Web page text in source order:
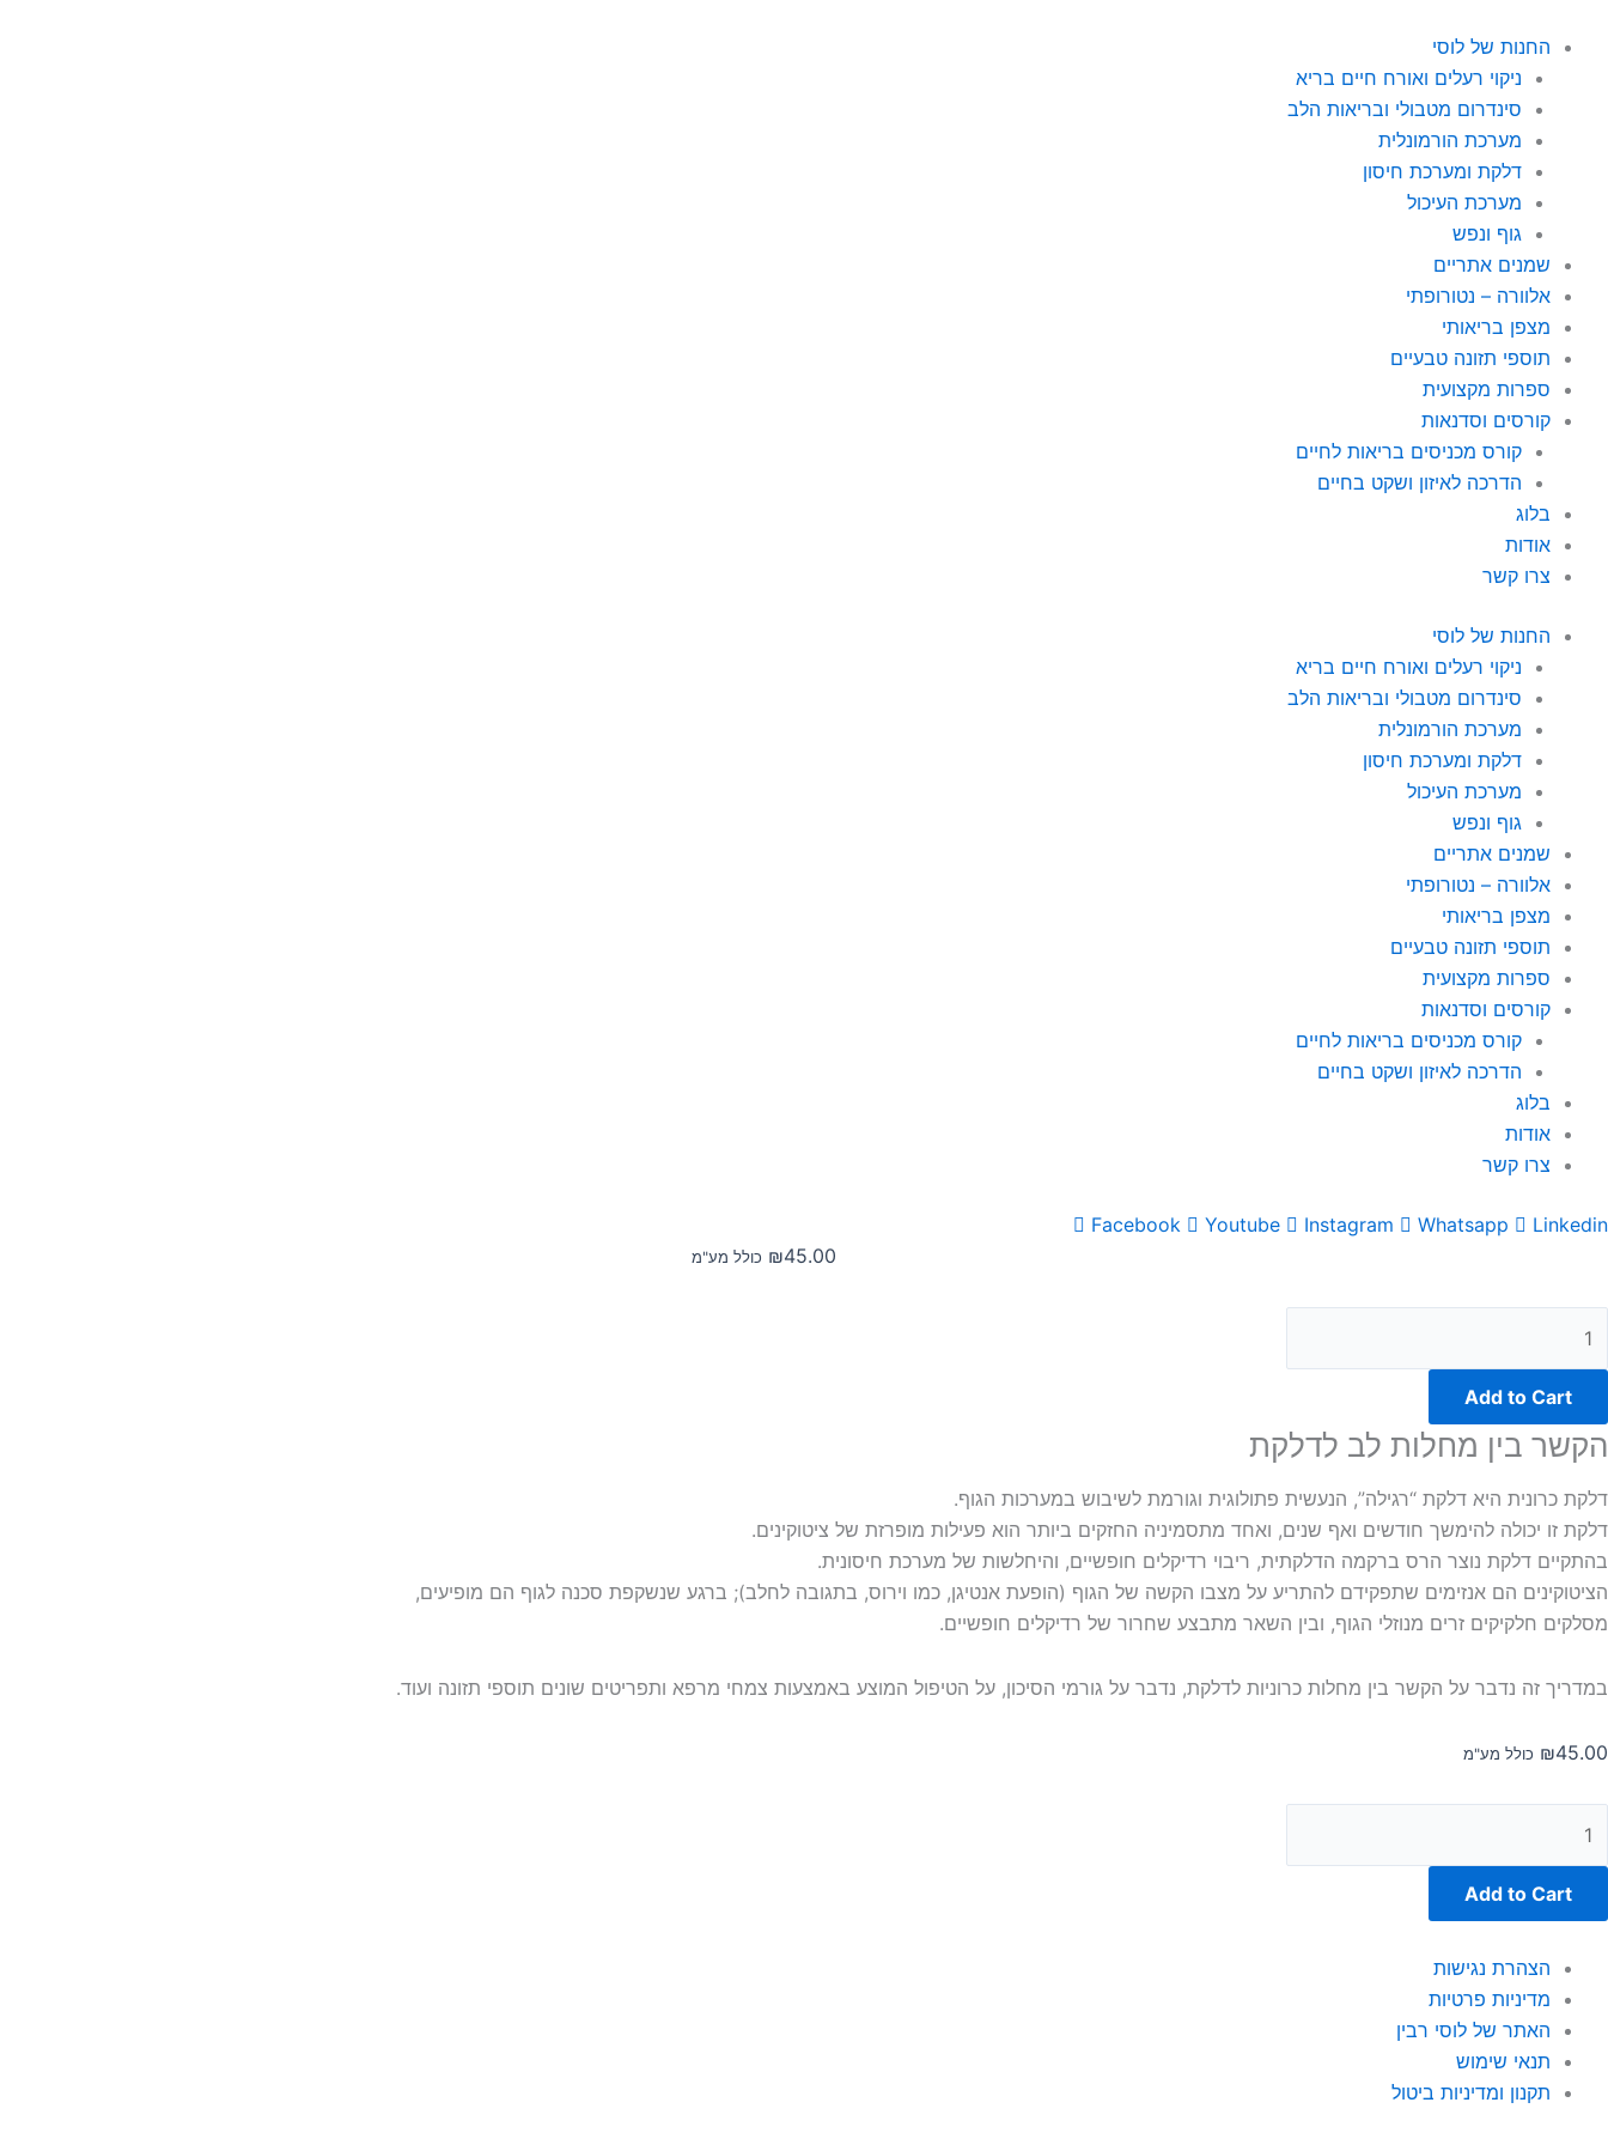
לתוכן
החנות של לוסי
ניקוי רעלים ואורח חיים בריא
סינדרום מטבולי ובריאות הלב
מערכת הורמונלית
דלקת ומערכת חיסון
מערכת העיכול
גוף ונפש
שמנים אתריים
אלוורה – נטורופתי
מצפן בריאותי
תוספי תזונה טבעיים
ספרות מקצועית
קורסים וסדנאות
קורס מכניסים בריאות לחיים
הדרכה לאיזון ושקט בחיים
בלוג
אודות
צרו קשר
החנות של לוסי
ניקוי רעלים ואורח חיים בריא
סינדרום מטבולי ובריאות הלב
מערכת הורמונלית
דלקת ומערכת חיסון
מערכת העיכול
גוף ונפש
שמנים אתריים
אלוורה – נטורופתי
מצפן בריאותי
תוספי תזונה טבעיים
ספרות מקצועית
קורסים וסדנאות
קורס מכניסים בריאות לחיים
הדרכה לאיזון ושקט בחיים
בלוג
אודות
צרו קשר
Facebook Youtube Instagram Whatsapp
Linkedin
₪45.00 כולל מע"מ
Add to Cart
הקשר בין מחלות לב לדלקת
דלקת כרונית היא דלקת “רגילה”, הנעשית פתולוגית וגורמת לשיבוש במערכות הגוף.
דלקת זו יכולה להימשך חודשים ואף שנים, ואחד מתסמיניה החזקים ביותר הוא פעילות מופרזת של ציטוקינים.
בהתקיים דלקת נוצר הרס ברקמה הדלקתית, ריבוי רדיקלים חופשיים, והיחלשות של מערכת חיסונית.
הציטוקינים הם אנזימים שתפקידם להתריע על מצבו הקשה של הגוף (הופעת אנטיגן, כמו וירוס, בתגובה לחלב); ברגע שנשקפת סכנה לגוף הם מופיעים,
מסלקים חלקיקים זרים מנוזלי הגוף, ובין השאר מתבצע שחרור של רדיקלים חופשיים.
במדריך זה נדבר על הקשר בין מחלות כרוניות לדלקת, נדבר על גורמי הסיכון, על הטיפול המוצע באמצעות צמחי מרפא ותפריטים שונים תוספי תזונה ועוד.
₪45.00 כולל מע"מ
Add to Cart
הצהרת נגישות
מדיניות פרטיות
האתר של לוסי רבין
תנאי שימוש
תקנון ומדיניות ביטול